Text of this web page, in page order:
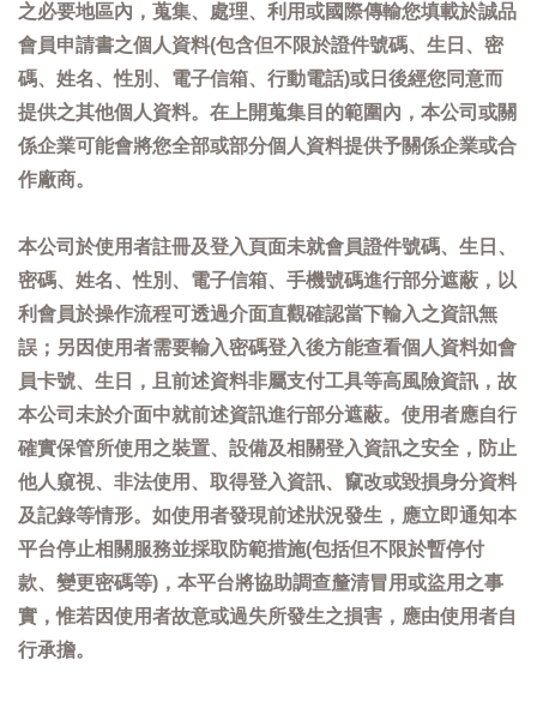
之必要地區內，蒐集、處理、利用或國際傳輸您填載於誠品
會員申請書之個人資料(包含但不限於證件號碼、生日、密
碼、姓名、性別、電子信箱、行動電話)或日後經您同意而
提供之其他個人資料。在上開蒐集目的範圍內，本公司或關
係企業可能會將您全部或部分個人資料提供予關係企業或合
作廠商。
本公司於使用者註冊及登入頁面未就會員證件號碼、生日、
密碼、姓名、性別、電子信箱、手機號碼進行部分遮蔽，以
利會員於操作流程可透過介面直觀確認當下輸入之資訊無
誤；另因使用者需要輸入密碼登入後方能查看個人資料如會
員卡號、生日，且前述資料非屬支付工具等高風險資訊，故
本公司未於介面中就前述資訊進行部分遮蔽。使用者應自行
確實保管所使用之裝置、設備及相關登入資訊之安全，防止
他人窺視、非法使用、取得登入資訊、竄改或毀損身分資料
及記錄等情形。如使用者發現前述狀況發生，應立即通知本
平台停止相關服務並採取防範措施(包括但不限於暫停付
款、變更密碼等)，本平台將協助調查釐清冒用或盜用之事
實，惟若因使用者故意或過失所發生之損害，應由使用者自
行承擔。